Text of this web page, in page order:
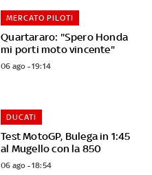
Quartararo: "Spero Honda
mi porti moto vincente"
MERCATO PILOTI
06 ago - 19:14
Test MotoGP, Bulega in 1:45
al Mugello con la 850
DUCATI
06 ago - 18:54